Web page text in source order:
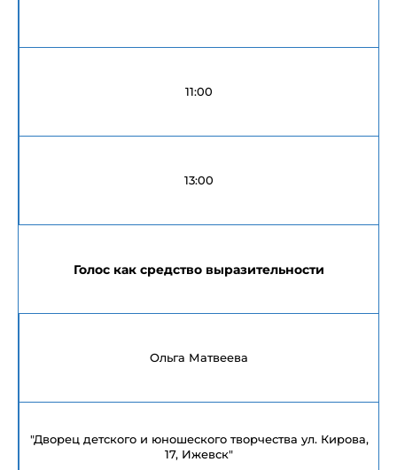
11:00
13:00
Голос как средство выразительности
Ольга Матвеева
"Дворец детского и юношеского творчества ул. Кирова,
17, Ижевск"